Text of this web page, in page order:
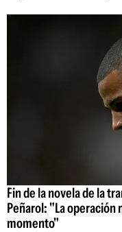
Fin de la novela de la
Peñarol: "La operación
momento"